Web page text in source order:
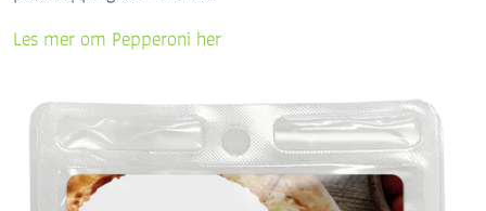
Les mer om Pepperoni her